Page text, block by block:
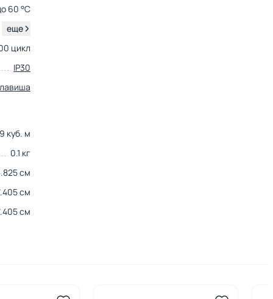
60 °С
еще
цикл
IP30
куб. м
0.1 кг
см
см
см